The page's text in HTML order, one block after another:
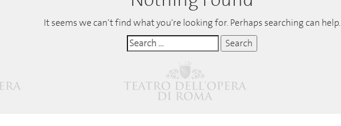
It seems we can’t find what you’re looking for. Perhaps searching can help.